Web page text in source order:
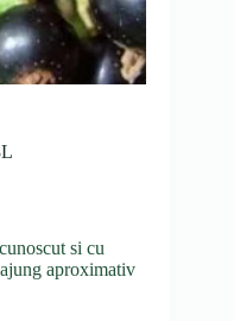
si cu
aproximativ